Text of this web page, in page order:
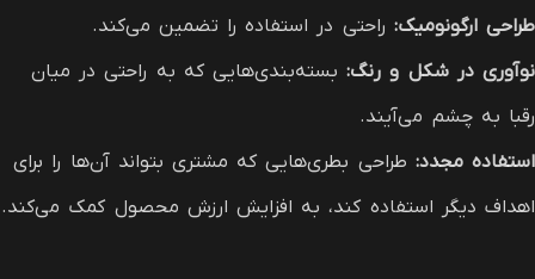
طراحی ارگونومیک: راحتی در استفاده را تضمین می‌کند.
نوآوری در شکل و رنگ:بسته‌بندی‌هایی که به راحتی در میان
رقبا به چشم می‌آیند.
استفاده مجدد: طراحی بطری‌هایی که مشتری بتواند آن‌ها را برای
اهداف دیگر استفاده کند، به افزایش ارزش محصول کمک می‌کند.